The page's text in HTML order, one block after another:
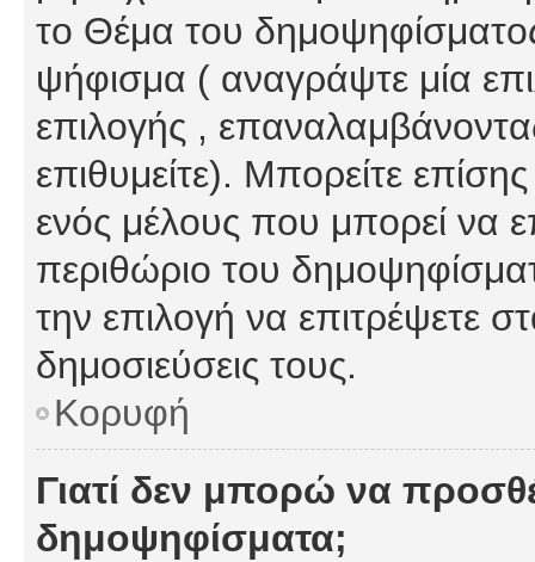
το Θέμα του
ψήφισμα ( αναγράψτε μία
επιλογής ,
επιθυμείτε). Μπορείτε
ενός μέλους που μπορεί να
περιθώριο του
την επιλογή να επιτρέψετε
δημοσιεύσεις τους.
Κορυφή
Γιατί δεν μπορώ να
δημοψηφίσματα;